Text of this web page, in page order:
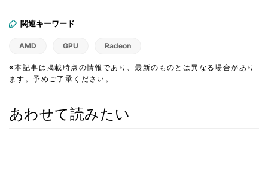
関連キーワード
AMD GPU Radeon
※本記事は掲載時点の情報であり、最新のものとは異なる場合があり
ます。予めご了承ください。
あわせて読みたい